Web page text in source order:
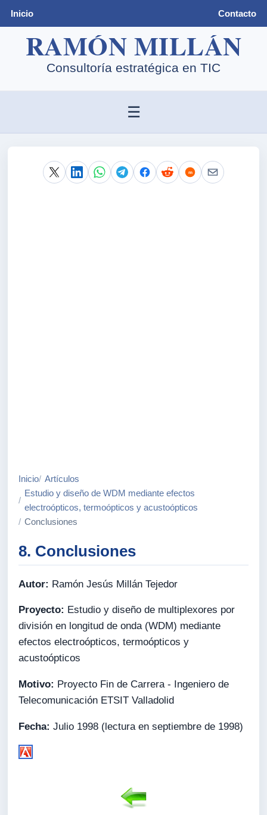
Inicio Contacto
☰
Inicio
Artículos
Estudio y diseño de WDM mediante efectos
electroópticos, termoópticos y acustoópticos
Conclusiones
8. Conclusiones
Autor: Ramón Jesús Millán Tejedor
Proyecto: Estudio y diseño de multiplexores por
división en longitud de onda (WDM) mediante
efectos electroópticos, termoópticos y
acustoópticos
Motivo: Proyecto Fin de Carrera - Ingeniero de
Telecomunicación ETSIT Valladolid
Fecha: Julio 1998 (lectura en septiembre de 1998)